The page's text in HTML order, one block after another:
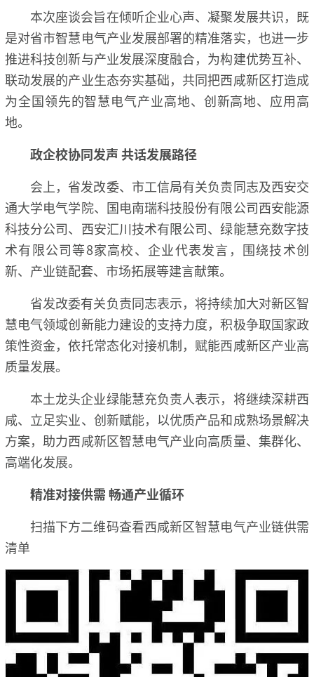
本次座谈会旨在倾听企业心声、凝聚发展共识，既
是对省市智慧电气产业发展部署的精准落实，也进一步
推进科技创新与产业发展深度融合，为构建优势互补、
联动发展的产业生态夯实基础，共同把西咸新区打造成
为全国领先的智慧电气产业高地、创新高地、应用高
地。
政企校协同发声 共话发展路径
会上，省发改委、市工信局有关负责同志及西安交
通大学电气学院、国电南瑞科技股份有限公司西安能源
科技分公司、西安汇川技术有限公司、绿能慧充数字技
术有限公司等8家高校、企业代表发言，围绕技术创
新、产业链配套、市场拓展等建言献策。
省发改委有关负责同志表示，将持续加大对新区智
慧电气领域创新能力建设的支持力度，积极争取国家政
策性资金，依托常态化对接机制，赋能西咸新区产业高
质量发展。
本土龙头企业绿能慧充负责人表示，将继续深耕西
咸、立足实业、创新赋能，以优质产品和成熟场景解决
方案，助力西咸新区智慧电气产业向高质量、集群化、
高端化发展。
精准对接供需 畅通产业循环
扫描下方二维码查看西咸新区智慧电气产业链供需
清单